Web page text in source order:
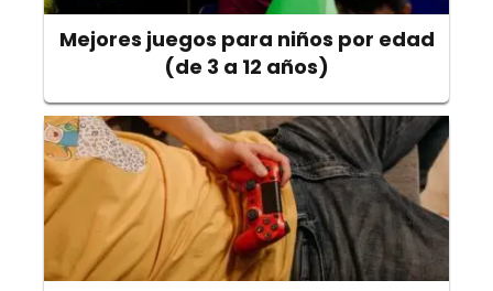
Mejores juegos para niños por edad
(de 3 a 12 años)